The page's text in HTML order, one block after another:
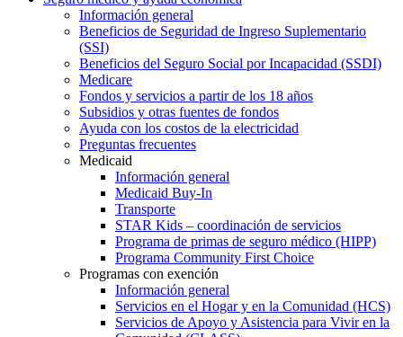
Información general
Beneficios de Seguridad de Ingreso Suplementario
(SSI)
Beneficios del Seguro Social por Incapacidad (SSDI)
Medicare
Fondos y servicios a partir de los 18 años
Subsidios y otras fuentes de fondos
Ayuda con los costos de la electricidad
Preguntas frecuentes
Medicaid
Información general
Medicaid Buy-In
Transporte
STAR Kids – coordinación de servicios
Programa de primas de seguro médico (HIPP)
Programa Community First Choice
Programas con exención
Información general
Servicios en el Hogar y en la Comunidad (HCS)
Servicios de Apoyo y Asistencia para Vivir en la